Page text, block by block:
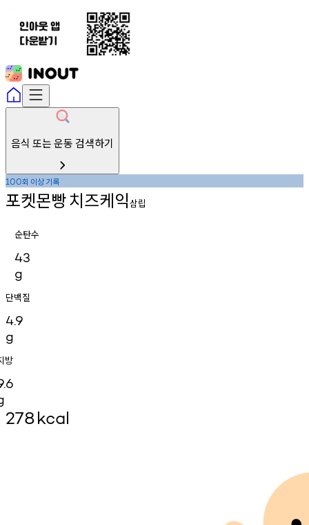
음식 또는 운동 검색하기
100회 이상기록
포켓몬빵치즈케익삼립
순탄수
43
g
단백질
4.9
g
방
278kcal